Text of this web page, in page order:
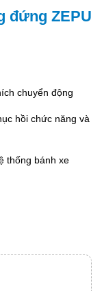
đứng ZEPU
chuyển động
hồi chức năng và
thống bánh xe